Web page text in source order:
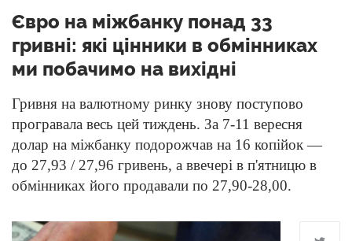
Євро на міжбанку понад 33
гривні: які цінники в обмінниках
ми побачимо на вихідні
Гривня на валютному ринку знову поступово
програвала весь цей тиждень. За 7-11 вересня
долар на міжбанку подорожчав на 16 копійок —
до 27,93 / 27,96 гривень, а ввечері в п'ятницю в
обмінниках його продавали по 27,90-28,00.